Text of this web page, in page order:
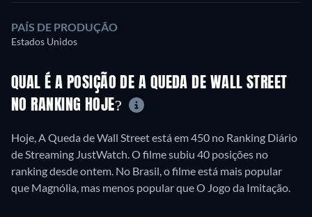
PAÍS DE PRODUÇÃO
Estados Unidos
QUAL É A POSIÇÃO DE A QUEDA DE WALL STREET
NO RANKING HOJE?
Hoje, A Queda de Wall Street está em 450 no Ranking Diário
de Streaming JustWatch. O filme subiu 40 posições no
ranking desde ontem. No Brasil, o filme está mais popular
que Magnólia, mas menos popular que O Jogo da Imitação.